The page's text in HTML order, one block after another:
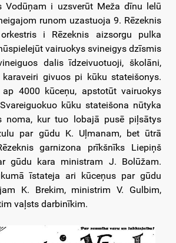
Vodūņam i uzsverūt Meža dīnu lelū
runom uzastuoja 9. Rēzeknis
i Rēzeknis aizsorgu pulka
vairuokys svineigys dzīsmis
dalis īdzeivuotuoji, školāni,
givuos pi kūku stateišonys.
4000 kūceņu, apstotūt vairuokys
kūku stateišona nūtyka
noma, kur tuo lobajā pusē piļsātys
par gūdu K. Uļmanam, bet ūtrā
garnizona prīkšnīks Liepiņš
gūdu kara ministram J. Bolūžam.
īstateja ari kūceņus par gūdu
K. Brekim, ministrim V. Gulbim,
vaļsts darbinīkim.